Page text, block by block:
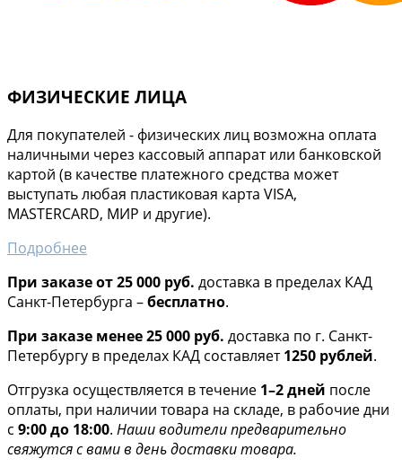
ФИЗИЧЕСКИЕ ЛИЦА
Для покупателей - физических лиц возможна оплата
наличными через кассовый аппарат или банковской
картой (в качестве платежного средства может
выступать любая пластиковая карта VISA,
MASTERCARD, МИР и другие).
Подробнее
При заказе от 25 000 руб. доставка в пределах КАД
Санкт-Петербурга –бесплатно.
При заказе менее 25 000 руб. доставка по г. Санкт-
Петербургу в пределах КАД составляет1250 рублей.
Отгрузка осуществляется в течение 1–2 дней после
оплаты, при наличии товара на складе, в рабочие дни
с 9:00 до 18:00. Наши водители предварительно
свяжутся с вами в день доставки товара.